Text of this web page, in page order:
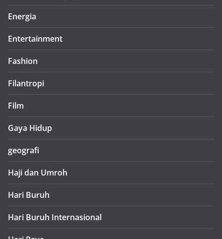
Energia
Entertainment
Fashion
Filantropi
Film
Gaya Hidup
geografi
Haji dan Umroh
Hari Buruh
Hari Buruh Internasional